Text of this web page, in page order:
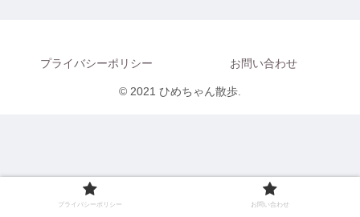
プライバシーポリシー お問い合わせ
© 2021 ひめちゃん散歩.
プライバシーポリシー お問い合わせ